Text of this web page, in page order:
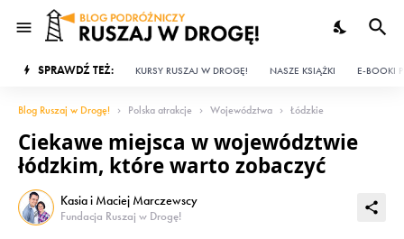
SPRAWDŹ TEŻ: KURSY RUSZAJ W DROGĘ! NASZE KSIĄŻKI E-BOOKI
Blog Ruszaj w Drogę! Polska atrakcje Województwa Łódzkie
Ciekawe miejsca w województwie
łódzkim, które warto zobaczyć
Kasia i Maciej Marczewscy
Fundacja Ruszaj w Drogę!